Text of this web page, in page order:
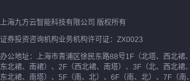
上海九方云智能科技有限公司 版权所有
证券投资咨询机构业务机构许可证：ZX0023
办公地址：上海市青浦区徐民东路88号1F（北塔、西北裙、
东北裙、南裙）、2F（西北裙、南塔）、3F（北、西北裙、
东北裙、南塔）、5F（南、北）、6F（南、北）、7F（南、